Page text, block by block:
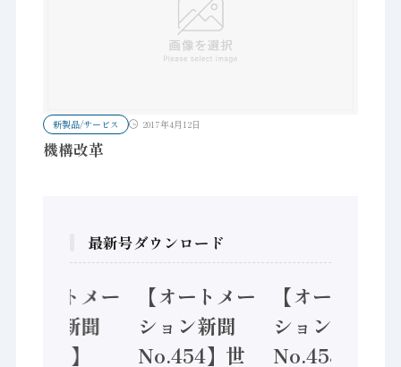
新製品/サービス 2017年4月12日
機構改革
最新号ダウンロード
【オートメー
ション新聞
No.455】
【オートメー
ション新聞
No.454】世
【オートメー
ション新聞
No.453】フ